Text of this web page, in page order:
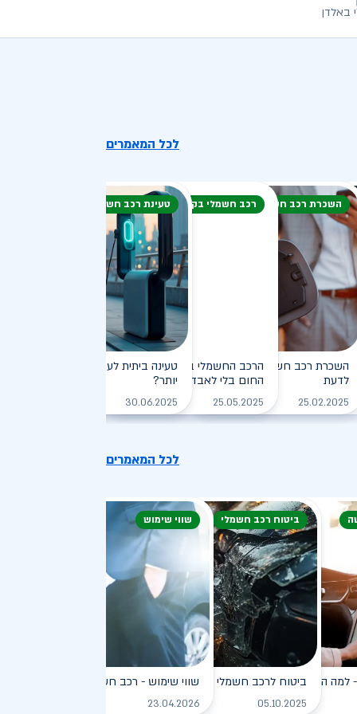
באלדן
לכל המאמרים
לקריאה
רכב חשמלי: המדריך
יעילה וירוקה
לקריאה
השכרת רכב חשמלי
השכרת רכב חשמלי: חיסכון, נוחות וכל מה שצריך
לדעת
25.02.2025 לקריאה
רכב חשמלי בקיץ
הרכב החשמלי בקיץ הישראלי: איך שורדים את
החום בלי לאבד טווח?
25.05.2025
טעינת רכב חשמלי
טעינה ביתית לעומת טעינה ציבורית -
יותר?
30.06.2025
לכל המאמרים
לקריאה
הוא כל כך פופולרי?
לקריאה
ביטוח רכב חשמלי
ביטוח לרכב חשמלי
05.10.2025
שווי שימוש
שווי שימוש - רכב חשמלי
23.04.2026